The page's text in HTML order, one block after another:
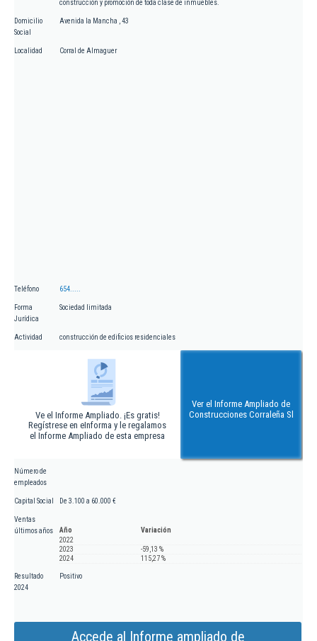
construcción y promoción de toda clase de inmuebles.
Domicilio
Social
Avenida la Mancha , 43
Localidad Corral de Almaguer
Teléfono 654.....
Forma
Jurídica
Sociedad limitada
Actividad construcción de edificios residenciales
Ve el Informe Ampliado. ¡Es gratis!
Regístrese en eInforma y le regalamos
el Informe Ampliado de esta empresa
Ver el Informe Ampliado de
Construcciones Corraleña Sl
Número de
empleados
Capital Social De 3.100 a 60.000 €
Ventas
últimos años
Año
Variación
2022
2023
-59,13 %
2024
115,27 %
Resultado
2024
Positivo
Accede al Informe ampliado de